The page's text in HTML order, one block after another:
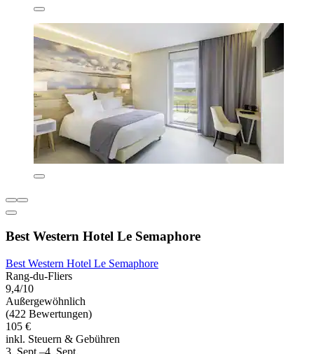
Best Western Hotel Le Semaphore
Best Western Hotel Le Semaphore
Rang-du-Fliers
9,4/10
Außergewöhnlich
(422 Bewertungen)
105 €
inkl. Steuern & Gebühren
3. Sept.–4. Sept.